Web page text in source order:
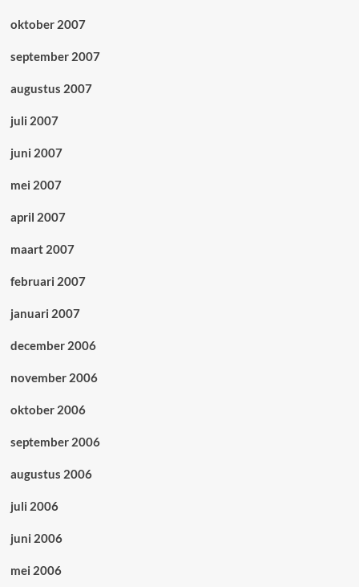
oktober 2007
september 2007
augustus 2007
juli 2007
juni 2007
mei 2007
april 2007
maart 2007
februari 2007
januari 2007
december 2006
november 2006
oktober 2006
september 2006
augustus 2006
juli 2006
juni 2006
mei 2006